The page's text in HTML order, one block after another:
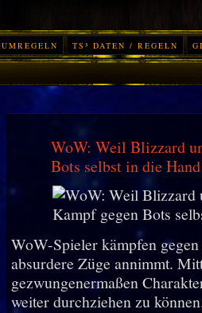
TS³ DATEN / REGELN
WoW: Weil Blizzard
Bots selbst in die Hand
WoW-Spieler kämpfen
absurdere Züge annimmt.
gezwungenermaßen
weiter durchziehen zu